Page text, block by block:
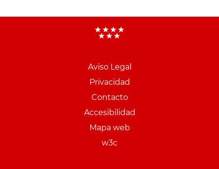
Aviso Legal
Privacidad
Contacto
Accesibilidad
Mapa web
w3c